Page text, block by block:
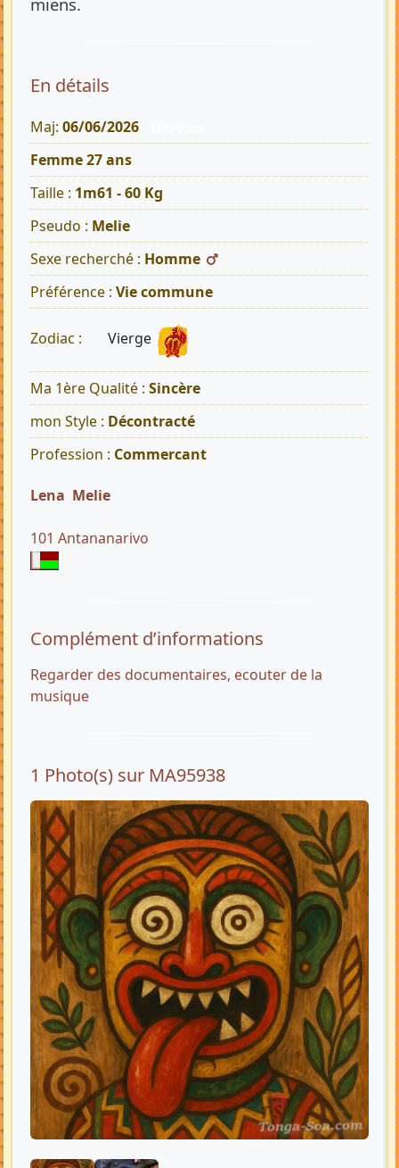
En détails
Maj: 06/06/2026
Femme 27 ans
Taille : 1m61 - 60 Kg
Pseudo : Melie
Sexe recherché : Homme
Préférence : Vie commune
Zodiac : Vierge
Ma 1ère Qualité : Sincère
mon Style : Décontracté
Profession : Commercant
Lena Melie
101 Antananarivo
Complément d’informations
Regarder des documentaires, ecouter de la
musique
1 Photo(s) sur MA95938